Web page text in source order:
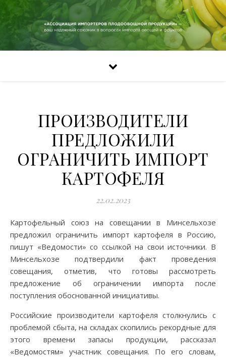
ПРОИЗВОДИТЕЛИ
ПРЕДЛОЖИЛИ
ОГРАНИЧИТЬ ИМПОРТ
КАРТОФЕЛЯ
22.02.2023
Картофельный союз на совещании в Минсельхозе
предложил ограничить импорт картофеля в Россию,
пишут «Ведомости» со ссылкой на свои источники. В
Минсельхозе подтвердили факт проведения
совещания, отметив, что готовы рассмотреть
предложение об ограничении импорта после
поступления обоснованной инициативы.
Российские производители картофеля столкнулись с
проблемой сбыта, на складах скопились рекордные для
этого времени запасы продукции, рассказал
«Ведомостям» участник совещания. По его словам,